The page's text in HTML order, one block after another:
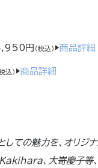
円 （税込） ▶商品詳細
税込） ▶商品詳細
ての魅力を、オリジ
、大嵜慶子等、